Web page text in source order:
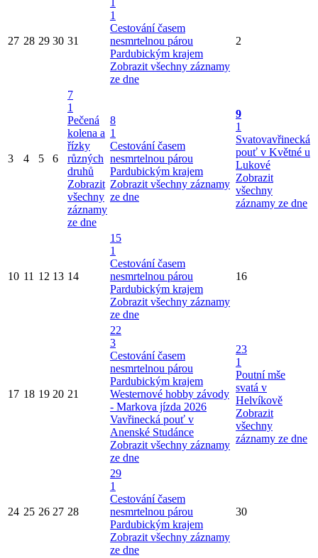
27 28 29 30 31
1
Cestování časem
nesmrtelnou párou
Pardubickým krajem
Zobrazit všechny záznamy
ze dne
2
3 4 5 6
7
1
Pečená
kolena a
řízky
různých
druhů
Zobrazit
všechny
záznamy
ze dne
8
1
Cestování časem
nesmrtelnou párou
Pardubickým krajem
Zobrazit všechny záznamy
ze dne
9
1
Svatovavřinecká
pouť v Květné u
Lukové
Zobrazit
všechny
záznamy ze dne
10 11 12 13 14
15
1
Cestování časem
nesmrtelnou párou
Pardubickým krajem
Zobrazit všechny záznamy
ze dne
16
17 18 19 20 21
22
3
Cestování časem
nesmrtelnou párou
Pardubickým krajem
Westernové hobby závody
- Markova jízda 2026
Vavřinecká pouť v
Anenské Studánce
Zobrazit všechny záznamy
ze dne
23
1
Poutní mše
svatá v
Helvíkově
Zobrazit
všechny
záznamy ze dne
24 25 26 27 28
29
1
Cestování časem
nesmrtelnou párou
Pardubickým krajem
Zobrazit všechny záznamy
ze dne
30